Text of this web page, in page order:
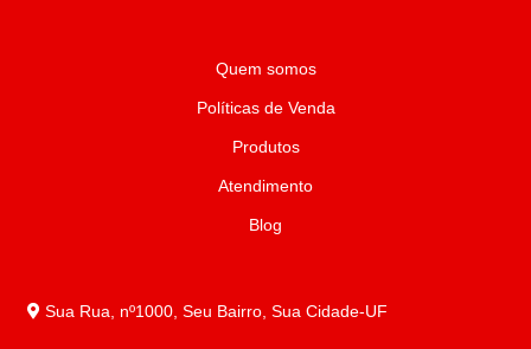
Quem somos
Políticas de Venda
Produtos
Atendimento
Blog
Sua Rua, nº1000, Seu Bairro, Sua Cidade-UF